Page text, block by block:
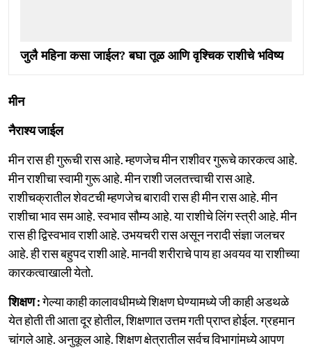
जुलै महिना कसा जाईल? बघा तूळ आणि वृश्चिक राशीचे भविष्य
मीन
नैराश्य जाईल
मीन रास ही गुरूची रास आहे. म्हणजेच मीन राशीवर गुरूचे कारकत्व आहे.
मीन राशीचा स्वामी गुरू आहे. मीन राशी जलतत्त्वाची रास आहे.
राशीचक्रातील शेवटची म्हणजेच बारावी रास ही मीन रास आहे. मीन
राशीचा भाव सम आहे. स्वभाव सौम्य आहे. या राशीचे लिंग स्त्री आहे. मीन
रास ही द्विस्वभाव राशी आहे. उभयचरी रास असून नरादी संज्ञा जलचर
आहे. ही रास बहुपद राशी आहे. मानवी शरीराचे पाय हा अवयव या राशीच्या
कारकत्वाखाली येतो.
शिक्षण :गेल्या काही कालावधीमध्ये शिक्षण घेण्यामध्ये जी काही अडथळे
येत होती ती आता दूर होतील, शिक्षणात उत्तम गती प्राप्त होईल. ग्रहमान
चांगले आहे. अनुकूल आहे. शिक्षण क्षेत्रातील सर्वच विभागांमध्ये आपण